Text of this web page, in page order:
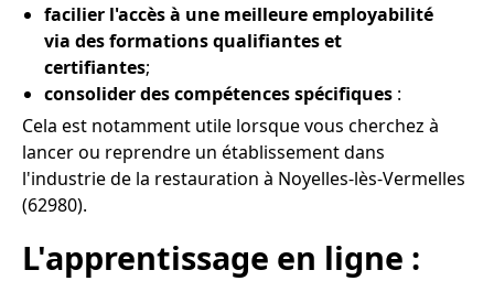
facilier l'accès à une meilleure employabilité
via des formations qualifiantes et
certifiantes;
consolider des compétences spécifiques :
Cela est notamment utile lorsque vous cherchez à
lancer ou reprendre un établissement dans
l'industrie de la restauration à Noyelles-lès-Vermelles
(62980).
L'apprentissage en ligne :